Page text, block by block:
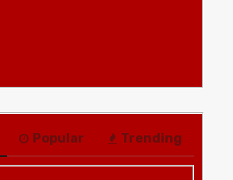
Popular Trending